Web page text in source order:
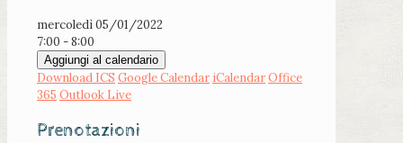
mercoledì 05/01/2022
7:00 - 8:00
Aggiungi al calendario
Download ICS Google Calendar iCalendarOffice
365 Outlook Live
Prenotazioni